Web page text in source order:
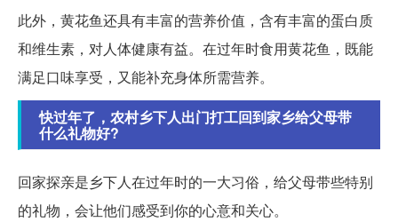
此外，黄花鱼还具有丰富的营养价值，含有丰富的蛋白质
和维生素，对人体健康有益。在过年时食用黄花鱼，既能
满足口味享受，又能补充身体所需营养。
快过年了，农村乡下人出门打工回到家乡给父母带
什么礼物好?
回家探亲是乡下人在过年时的一大习俗，给父母带些特别
的礼物，会让他们感受到你的心意和关心。